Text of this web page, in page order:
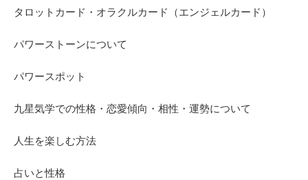
タロットカード・オラクルカード（エンジェルカード）
パワーストーンについて
パワースポット
九星気学での性格・恋愛傾向・相性・運勢について
人生を楽しむ方法
占いと性格